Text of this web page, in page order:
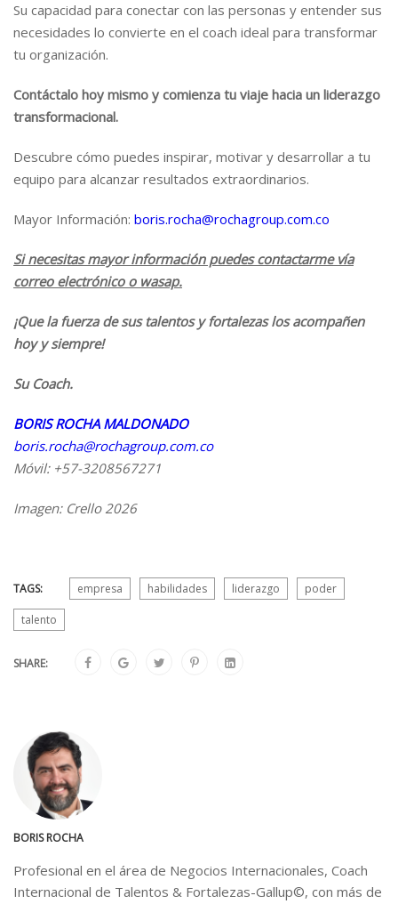
Su capacidad para conectar con las personas y entender sus
necesidades lo convierte en el coach ideal para transformar
tu organización.
Contáctalo hoy mismo y comienza tu viaje hacia un liderazgo
transformacional.
Descubre cómo puedes inspirar, motivar y desarrollar a tu
equipo para alcanzar resultados extraordinarios.
Mayor Información: boris.rocha@rochagroup.com.co
Si necesitas mayor información puedes contactarme vía
correo electrónico o wasap.
¡Que la fuerza de sus talentos y fortalezas los acompañen
hoy y siempre!
Su Coach.
BORIS ROCHA MALDONADO
boris.rocha@rochagroup.com.co
Móvil: +57-3208567271
Imagen: Crello 2026
TAGS: empresa habilidades liderazgo poder
talento
SHARE:
BORIS ROCHA
Profesional en el área de Negocios Internacionales, Coach
Internacional de Talentos & Fortalezas-Gallup©, con más de